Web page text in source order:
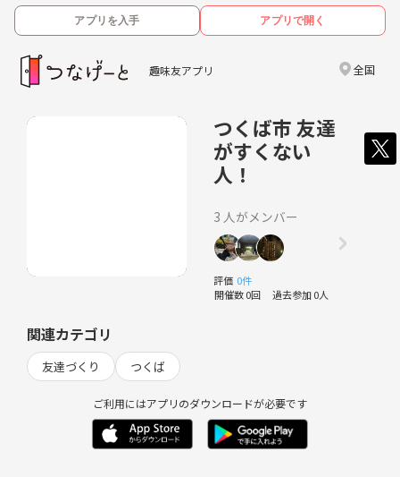
アプリを入手 アプリで開く
趣味友アプリ 全国
つくば市 友達
がすくない
人！
3 人がメンバー
評価 0件
開催数 0回 過去参加 0人
関連カテゴリ
友達づくり つくば
ご利用にはアプリのダウンロードが必要です